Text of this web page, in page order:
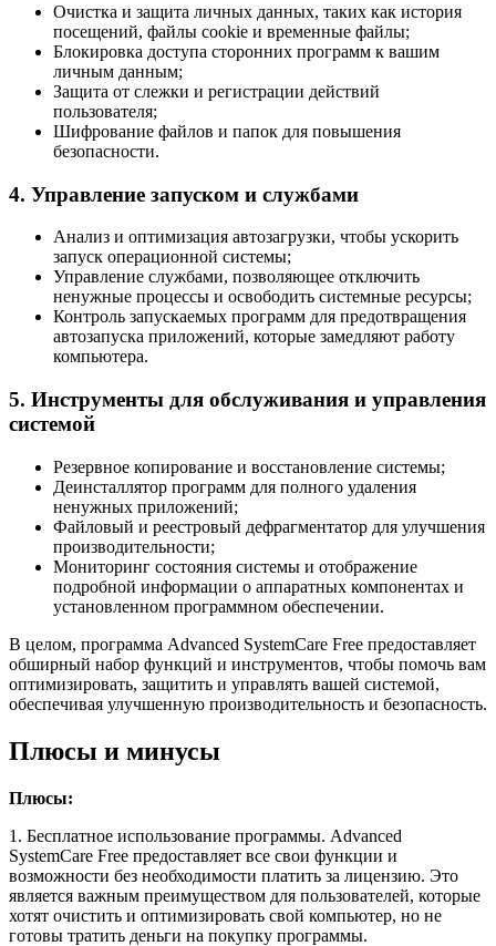
Очистка и защита личных данных, таких как история
посещений, файлы cookie и временные файлы;
Блокировка доступа сторонних программ к вашим
личным данным;
Защита от слежки и регистрации действий
пользователя;
Шифрование файлов и папок для повышения
безопасности.
4. Управление запуском и службами
Анализ и оптимизация автозагрузки, чтобы ускорить
запуск операционной системы;
Управление службами, позволяющее отключить
ненужные процессы и освободить системные ресурсы;
Контроль запускаемых программ для предотвращения
автозапуска приложений, которые замедляют работу
компьютера.
5. Инструменты для обслуживания и управления
системой
Резервное копирование и восстановление системы;
Деинсталлятор программ для полного удаления
ненужных приложений;
Файловый и реестровый дефрагментатор для улучшения
производительности;
Мониторинг состояния системы и отображение
подробной информации о аппаратных компонентах и
установленном программном обеспечении.
В целом, программа Advanced SystemCare Free предоставляет
обширный набор функций и инструментов, чтобы помочь вам
оптимизировать, защитить и управлять вашей системой,
обеспечивая улучшенную производительность и безопасность.
Плюсы и минусы
Плюсы:
1. Бесплатное использование программы. Advanced
SystemCare Free предоставляет все свои функции и
возможности без необходимости платить за лицензию. Это
является важным преимуществом для пользователей, которые
хотят очистить и оптимизировать свой компьютер, но не
готовы тратить деньги на покупку программы.